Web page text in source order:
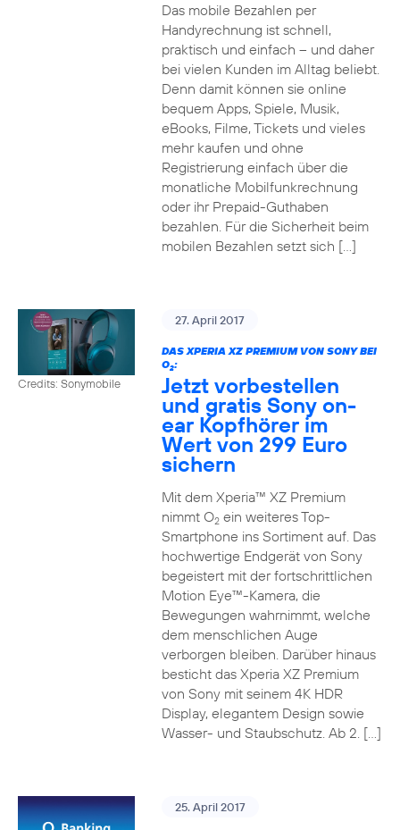
Das mobile Bezahlen per
Handyrechnung ist schnell,
praktisch und einfach – und daher
bei vielen Kunden im Alltag beliebt.
Denn damit können sie online
bequem Apps, Spiele, Musik,
eBooks, Filme, Tickets und vieles
mehr kaufen und ohne
Registrierung einfach über die
monatliche Mobilfunkrechnung
oder ihr Prepaid-Guthaben
bezahlen. Für die Sicherheit beim
mobilen Bezahlen setzt sich […]
Credits: Sonymobile
27. April 2017
DAS XPERIA XZ PREMIUM VON SONY BEI
O2:
Jetzt vorbestellen
und gratis Sony on-
ear Kopfhörer im
Wert von 299 Euro
sichern
Mit dem Xperia™ XZ Premium
nimmt O2ein weiteres Top-
Smartphone ins Sortiment auf. Das
hochwertige Endgerät von Sony
begeistert mit der fortschrittlichen
Motion Eye™-Kamera, die
Bewegungen wahrnimmt, welche
dem menschlichen Auge
verborgen bleiben. Darüber hinaus
besticht das Xperia XZ Premium
von Sony mit seinem 4K HDR
Display, elegantem Design sowie
Wasser- und Staubschutz. Ab 2. […]
25. April 2017